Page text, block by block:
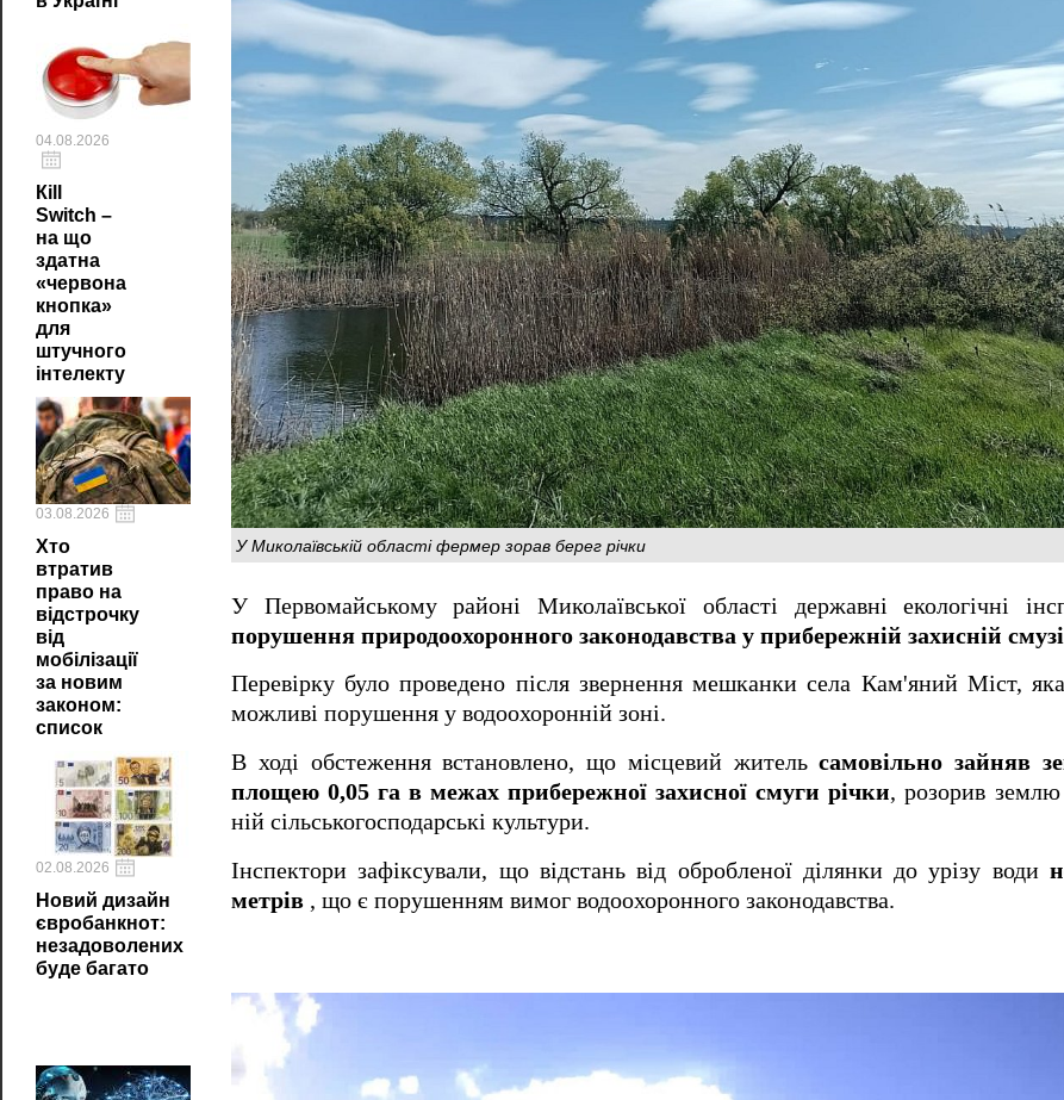
04.08.2026
Кill
Switch –
на що
здатна
«червона
кнопка»
для
штучного
інтелекту
03.08.2026
Хто
втратив
право на
відстрочку
від
мобілізації
за новим
законом:
список
02.08.2026
Новий дизайн
євробанкнот:
незадоволених
буде багато
У Миколаївській області фермер зорав берег річки
У Первомайському районі Миколаївської області державні екологічні
порушення природоохоронного законодавства у прибережній захисній
Перевірку було проведено після звернення мешканки села Кам'яний Міст,
можливі порушення у водоохоронній зоні.
В ході обстеження встановлено, що місцевий жительсамовільно зайняв
площею 0,05 га в межах прибережної захисної смуги річки, розорив
ній сільськогосподарські культури.
Інспектори зафіксували, що відстань від обробленої ділянки до урізу води
метрів , що є порушенням вимог водоохоронного законодавства.